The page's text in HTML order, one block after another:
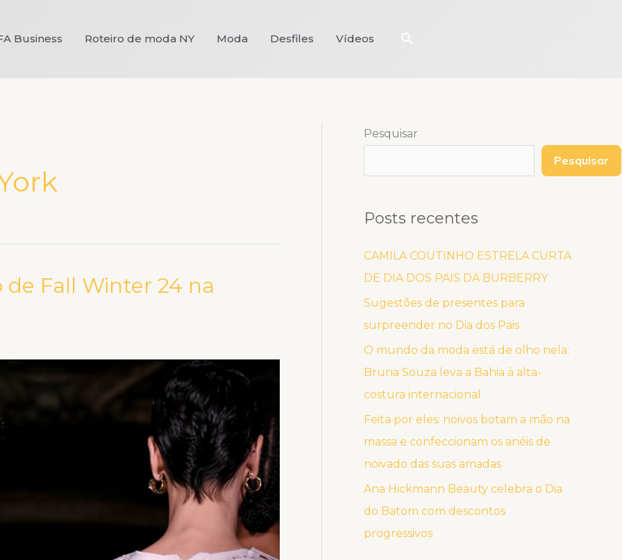
Business Roteiro de moda NY Moda Desfiles Vídeos Pesquisar
Fall Winter 24 na
Pesquisar
Pesquisar
Posts recentes
CAMILA COUTINHO ESTRELA CURTA
DE DIA DOS PAIS DA BURBERRY
Sugestões de presentes para
surpreender no Dia dos Pais
O mundo da moda está de olho nela:
Bruna Souza leva a Bahia à alta-
costura internacional
Feita por eles: noivos botam a mão na
massa e confeccionam os anéis de
noivado das suas amadas
Ana Hickmann Beauty celebra o Dia
do Batom com descontos
progressivos